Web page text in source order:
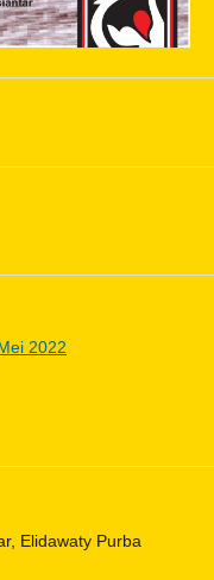
2022
Elidawaty Purba